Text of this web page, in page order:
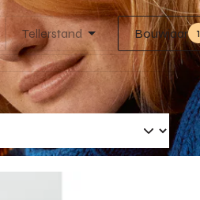
Tellerstand Bouwjaar 1